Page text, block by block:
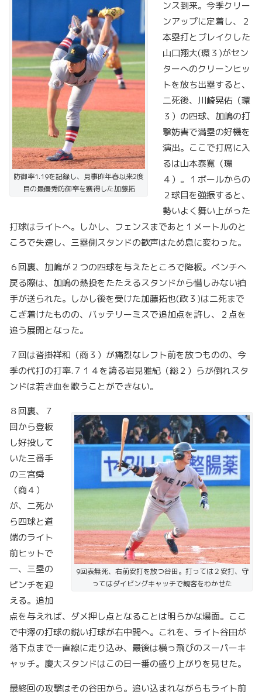
防御率1.19を記録し、見事昨年春以来2度
目の最優秀防御率を獲得した加藤拓
ンス到来。今季クリー
ンアップに定着し、２
本塁打とブレイクした
山口翔大(環３)がセン
ターへのクリーンヒッ
トを放ち出塁すると、
二死後、川崎晃佑（環
３）の四球、加嶋の打
撃妨害で満塁の好機を
演出。ここで打席に入
るは山本泰寛（環
４）。１ボールからの
２球目を強振すると、
勢いよく舞い上がった
打球はライトへ。しかし、フェンスまであと１メートルのと
ころで失速し、三塁側スタンドの歓声はため息に変わった。
６回裏、加嶋が２つの四球を与えたところで降板。ベンチへ
戻る際は、加嶋の熱投をたたえるスタンドから惜しみない拍
手が送られた。しかし後を受けた加藤拓也(政３)は二死まで
こぎ着けたものの、バッテリーミスで追加点を許し、２点を
追う展開となった。
７回は沓掛祥和（商３）が痛烈なレフト前を放つものの、今
季の代打の打率.７１４を誇る岩見雅紀（総２）らが倒れスタ
ンドは若き血を歌うことができない。
9回表無死、右前安打を放つ谷田。打っては２安打、守
ってはダイビングキャッチで観客をわかせた
８回裏、７
回から登板
し好投して
いた三番手
の三宮舜
（商４）
が、二死か
ら四球と道
端のライト
前ヒットで
一、三塁の
ピンチを迎
える。追加
点を与えれば、ダメ押し点となることは明らかな場面。ここ
で中澤の打球の鋭い打球が右中間へ。これを、ライト谷田が
落下点まで一直線に走り込み、最後は横っ飛びのスーパーキ
ャッチ。慶大スタンドはこの日一番の盛り上がりを見せた。
最終回の攻撃はその谷田から。追い込まれながらもライト前